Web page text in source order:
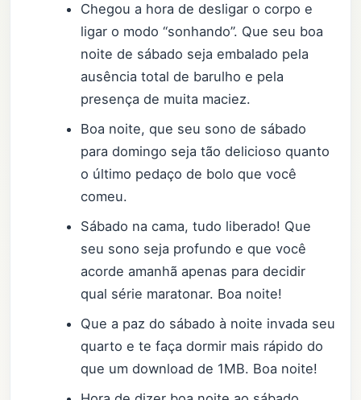
Chegou a hora de desligar o corpo e
ligar o modo “sonhando”. Que seu boa
noite de sábado seja embalado pela
ausência total de barulho e pela
presença de muita maciez.
Boa noite, que seu sono de sábado
para domingo seja tão delicioso quanto
o último pedaço de bolo que você
comeu.
Sábado na cama, tudo liberado! Que
seu sono seja profundo e que você
acorde amanhã apenas para decidir
qual série maratonar. Boa noite!
Que a paz do sábado à noite invada seu
quarto e te faça dormir mais rápido do
que um download de 1MB. Boa noite!